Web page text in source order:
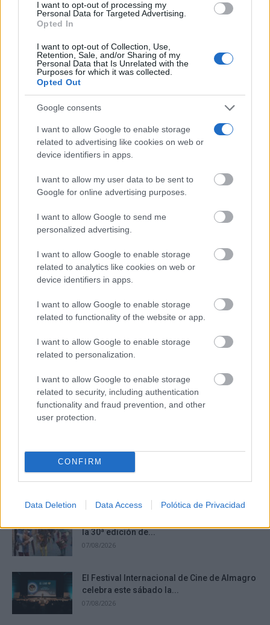
use your data for below specified purposes in below Google
consent section.
I want to opt-out of processing my
Personal Data for Targeted Advertising.
Opted In
I want to opt-out of Collection, Use,
Retention, Sale, and/or Sharing of my
Personal Data that Is Unrelated with the
Purposes for which it was collected.
Opted Out
Google consents
I want to allow Google to enable storage
related to advertising like cookies on web or
device identifiers in apps.
I want to allow my user data to be sent to
Google for online advertising purposes.
I want to allow Google to send me
personalized advertising.
I want to allow Google to enable storage
related to analytics like cookies on web or
device identifiers in apps.
I want to allow Google to enable storage
related to functionality of the website or app.
I want to allow Google to enable storage
related to personalization.
I want to allow Google to enable storage
related to security, including authentication
functionality and fraud prevention, and other
user protection.
CONFIRM
Data Deletion Data Access Polótica de Privacidad
por una sanidad centrada en las personas y en la
mejora continua de la atención a colectivos que,
gracias a la implicación de profesionales y
asociaciones, cuentan hoy con mayor visibilidad y
respaldo.
TE RECOMENDAMOS
Corepunk MMORPG
de antes, pero mejor!
DISCOVER WITH
Últimas noticias
‘Chiqui-Clan’ llega a El Provencio con los
personajes infantiles más populares...
Un paseo por las Flores y Frutos de la
Comarca de...
la 30ª edición de...
07/08/2026
El Festival Internacional de Cine de Almagro
celebra este sábado la...
07/08/2026